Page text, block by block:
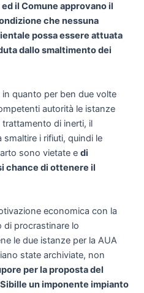
ed il Comune approvano il
che nessuna
possa essere attuata
dallo smaltimento dei
quanto per ben due volte
autorità le istanze
di inerti, il
i rifiuti, quindi le
sono vietate e di
chance di ottenere il
economica con la
di procrastinare lo
le due istanze per la AUA
state archiviate, non
per la proposta del
un imponente impianto